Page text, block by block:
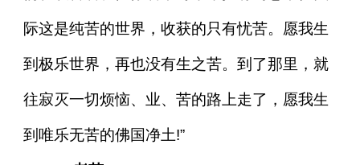
际这是纯苦的世界，收获的只有忧苦。愿我生
到极乐世界，再也没有生之苦。到了那里，就
往寂灭一切烦恼、业、苦的路上走了，愿我生
到唯乐无苦的佛国净土!”